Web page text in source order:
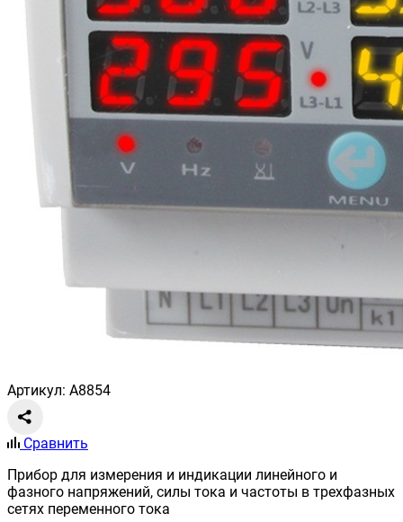
Артикул: A8854
Сравнить
Прибор для измерения и индикации линейного и
фазного напряжений, силы тока и частоты в трехфазных
сетях переменного тока